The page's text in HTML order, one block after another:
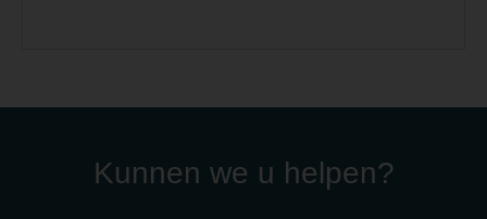
weerstand. Hierdoor kan een supplement worden
Kunnen we u helpen?